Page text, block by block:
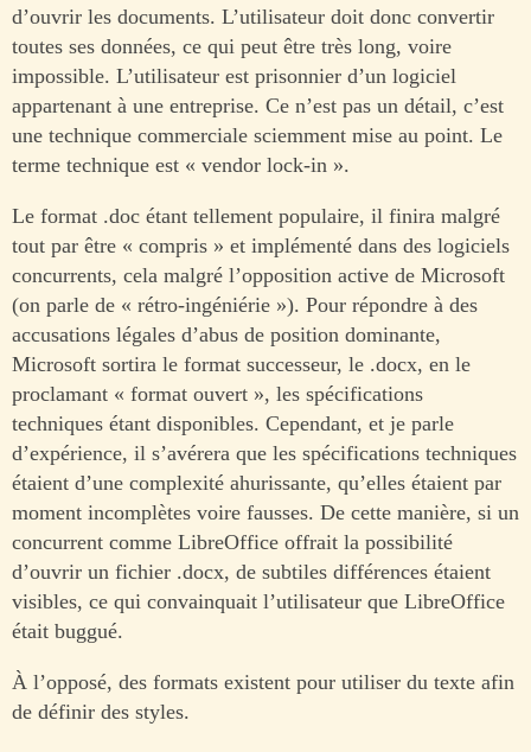
d’ouvrir les documents. L’utilisateur doit donc convertir
toutes ses données, ce qui peut être très long, voire
impossible. L’utilisateur est prisonnier d’un logiciel
appartenant à une entreprise. Ce n’est pas un détail, c’est
une technique commerciale sciemment mise au point. Le
terme technique est « vendor lock-in ».
Le format .doc étant tellement populaire, il finira malgré
tout par être « compris » et implémenté dans des logiciels
concurrents, cela malgré l’opposition active de Microsoft
(on parle de « rétro-ingéniérie »). Pour répondre à des
accusations légales d’abus de position dominante,
Microsoft sortira le format successeur, le .docx, en le
proclamant « format ouvert », les spécifications
techniques étant disponibles. Cependant, et je parle
d’expérience, il s’avérera que les spécifications techniques
étaient d’une complexité ahurissante, qu’elles étaient par
moment incomplètes voire fausses. De cette manière, si un
concurrent comme LibreOffice offrait la possibilité
d’ouvrir un fichier .docx, de subtiles différences étaient
visibles, ce qui convainquait l’utilisateur que LibreOffice
était buggué.
À l’opposé, des formats existent pour utiliser du texte afin
de définir des styles.